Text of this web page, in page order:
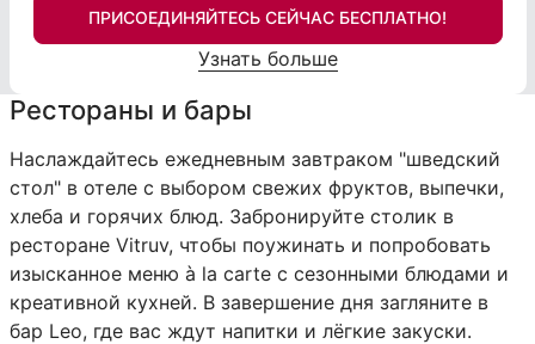
ПРИСОЕДИНЯЙТЕСЬ СЕЙЧАС БЕСПЛАТНО!
Узнать больше
Рестораны и бары
Наслаждайтесь ежедневным завтраком "шведский
стол" в отеле с выбором свежих фруктов, выпечки,
хлеба и горячих блюд. Забронируйте столик в
ресторане Vitruv, чтобы поужинать и попробовать
изысканное меню à la carte с сезонными блюдами и
креативной кухней. В завершение дня загляните в
бар Leo, где вас ждут напитки и лёгкие закуски.